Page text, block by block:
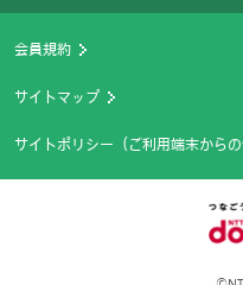
会員規約
サイトマップ
サイトポリシー（ご利用端末から